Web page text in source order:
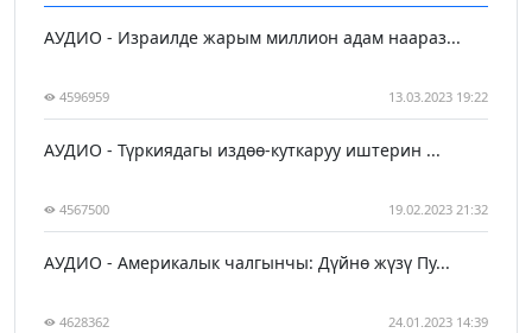
АУДИО - Израилде жарым миллион адам наараз...
4596959 13.03.2023 19:22
АУДИО - Түркиядагы издөө-куткаруу иштерин ...
4567500 19.02.2023 21:32
АУДИО - Америкалык чалгынчы: Дүйнө жүзү Пу...
4628362 24.01.2023 14:39